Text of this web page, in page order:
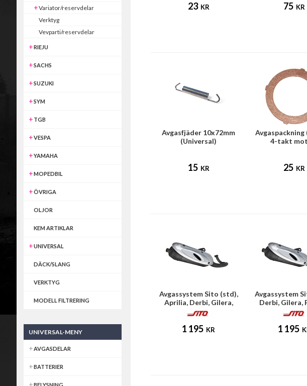
Variator/reservdelar
Verktyg
Vevparti/reservdelar
RIEJU
SACHS
SUZUKI
SYM
TGB
VESPA
YAMAHA
MOPEDBIL
ÖVRIGA
OLJOR
KEM ARTIKLAR
UNIVERSAL
DÄCK/SLANG
VERKTYG
MODELL FILTRERING
UNIVERSAL-MENY
AVGASDELAR
BATTERIER
23 KR 75 KR
Avgasfjäder 10x72mm
(Universal)
15 KR
Avgaspackning
4-takt
25 KR
Avgassystem Sito (std),
Aprilia, Derbi, Gilera,
Piaggio
1 195 KR
Avgassystem
Derbi, Gilera,
1 195